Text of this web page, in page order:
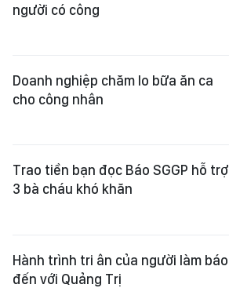
người có công
Doanh nghiệp chăm lo bữa ăn ca
cho công nhân
Trao tiền bạn đọc Báo SGGP hỗ trợ
3 bà cháu khó khăn
Hành trình tri ân của người làm báo
đến với Quảng Trị